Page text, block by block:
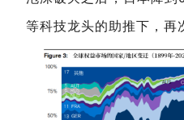
等科技龙头的助推下，再